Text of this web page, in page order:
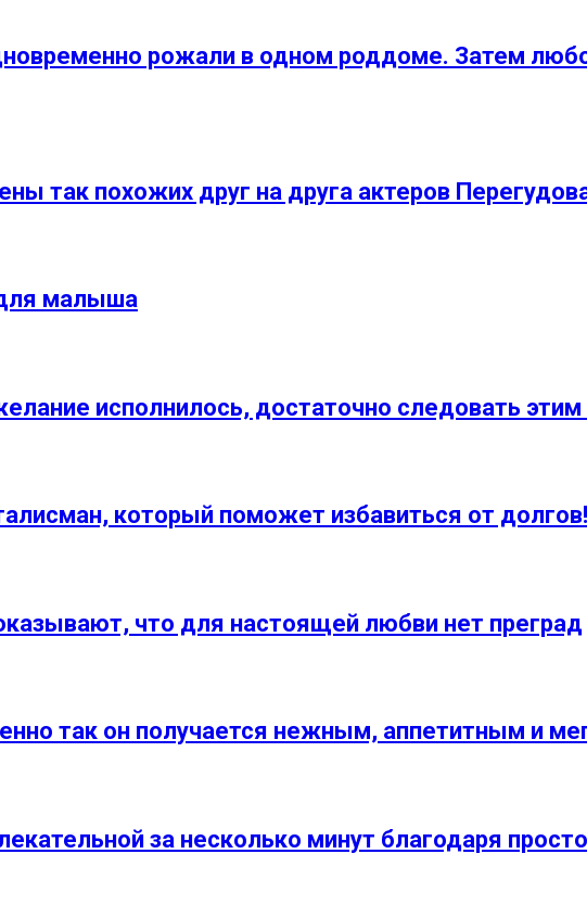
рожали в одном роддоме. Затем
так похожих друг на друга актеров
малыша
исполнилось, достаточно следовать этим
который поможет избавиться от
что для настоящей любви нет преград
так он получается нежным, аппетитным и
за несколько минут благодаря